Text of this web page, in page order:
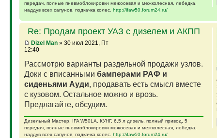
передач, полные пневмоблокировки межосевая и межколесная, лебедка,
наддув всех сапунов, подкачка колес. http://ifaw50.forum24.ru/
Re: Продам проект УАЗ с дизелем и АКПП
Dizel Man» 30 июл 2021, Пт
12:40
Рассмотрю варианты раздельной продажи узлов.
Доки с вписанными бамперами РАФ и
сиденьями Ауди, продавать есть смысл вместе
с кузовом. Остальное можно и врозь.
Предлагайте, обсудим.
Дизельный Мастер. IFA W50LA, КУНГ, 6,5 л дизель, полный привод, 5
передач, полные пневмоблокировки межосевая и межколесная, лебедка,
наддув всех сапунов, подкачка колес. http://ifaw50.forum24.ru/